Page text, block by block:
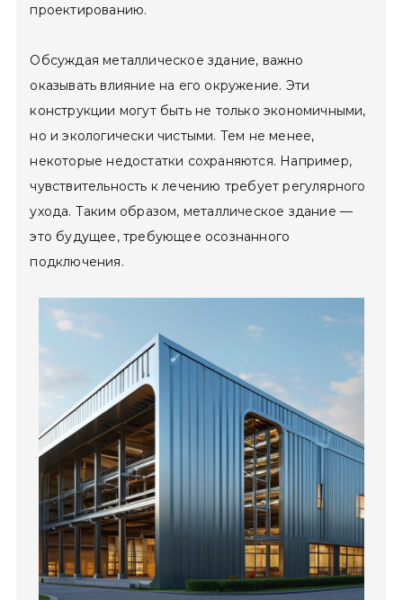
проектированию.
Обсуждая металлическое здание, важно
оказывать влияние на его окружение. Эти
конструкции могут быть не только экономичными,
но и экологически чистыми. Тем не менее,
некоторые недостатки сохраняются. Например,
чувствительность к лечению требует регулярного
ухода. Таким образом, металлическое здание —
это будущее, требующее осознанного
подключения.